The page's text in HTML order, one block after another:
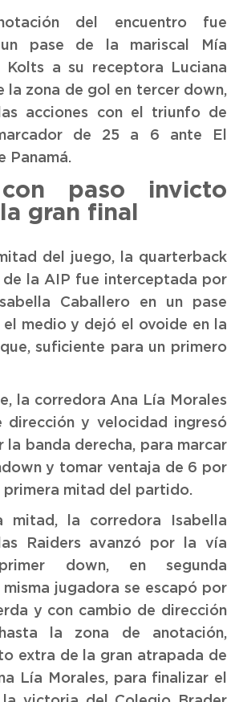
del encuentro fue
pase de la mariscal Mía
Kolts a su receptora Luciana
la zona de gol en tercer down,
acciones con el triunfo de
de 25 a 6 ante El
Panamá.
paso invicto
gran final
del juego, la quarterback
de la AIP fue interceptada por
Caballero en un pase
medio y dejó el ovoide en la
suficiente para un primero
la corredora Ana Lía Morales
dirección y velocidad ingresó
la banda derecha, para marcar
y tomar ventaja de 6 por
primera mitad del partido.
mitad, la corredora Isabella
Raiders avanzó por la vía
down, en segunda
jugadora se escapó por
y con cambio de dirección
la zona de anotación,
extra de la gran atrapada de
Lía Morales, para finalizar el